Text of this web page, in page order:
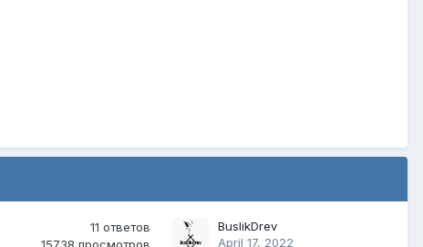
11 ответов
BuslikDrev
April 17, 2022